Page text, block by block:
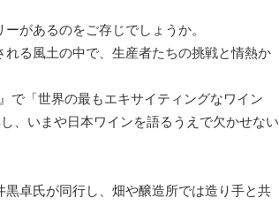
があるのをご存じでしょうか。
る風土の中で、生産者たちの挑戦と情熱か
で「世界の最もエキサイティングなワイン
、いまや日本ワインを語るうえで欠かせない
卓氏が同行し、畑や醸造所では造り手と共